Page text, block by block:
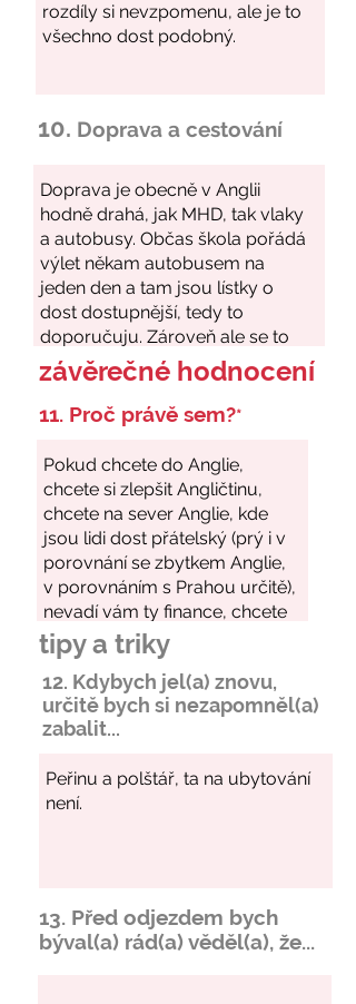
10. Doprava a cestování
závěrečné hodnocení
11. Proč právě sem?*
tipy a triky
12. Kdybych jel(a) znovu,
určitě bych si nezapomněl(a)
zabalit...
13. Před odjezdem bych
býval(a) rád(a) věděl(a), že...